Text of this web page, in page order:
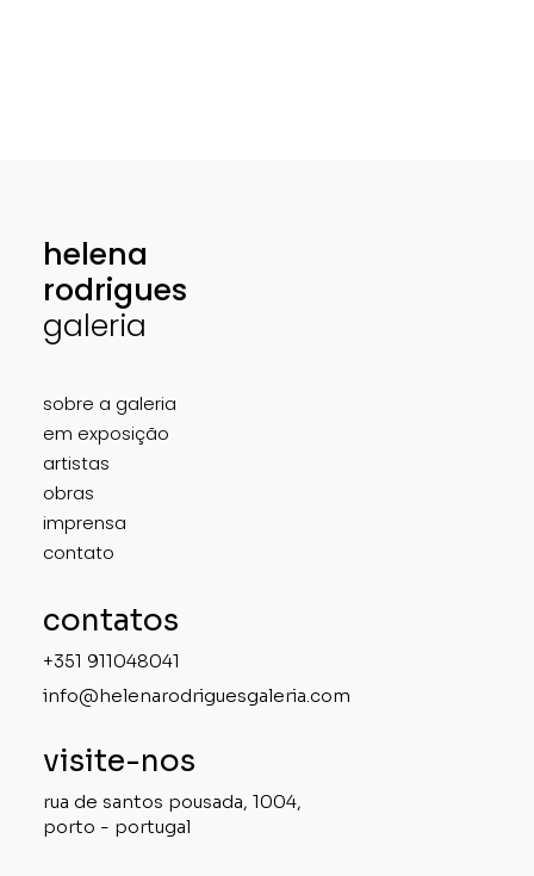
helena
rodrigues
galeria
sobre a galeria
em exposição
artistas
obras
imprensa
contato
contatos
+351 911048041
info@helenarodriguesgaleria.com
visite-nos
rua de santos pousada, 1004,
porto - portugal